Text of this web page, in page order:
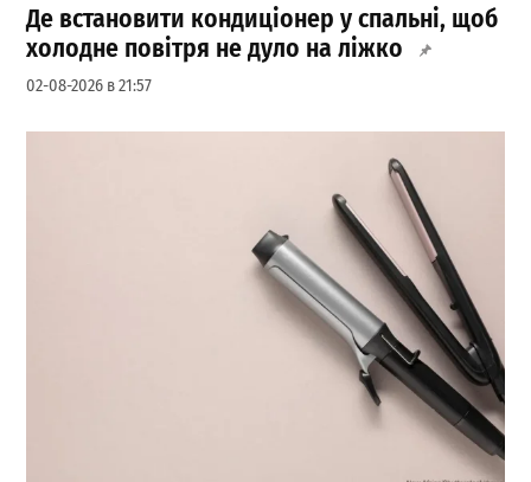
Де встановити кондиціонер у спальні, щоб
холодне повітря не дуло на ліжко
02-08-2026 в 21:57